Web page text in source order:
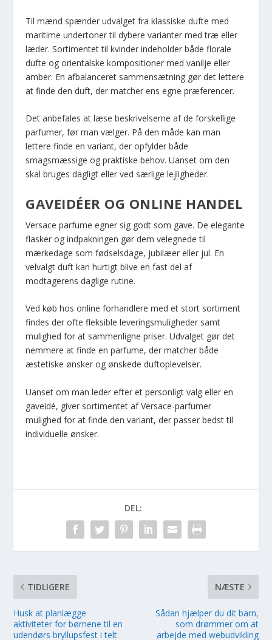
Til mænd spænder udvalget fra klassiske dufte med
maritime undertoner til dybere varianter med træ eller
læder. Sortimentet til kvinder indeholder både florale
dufte og orientalske kompositioner med vanilje eller
amber. En afbalanceret sammensætning gør det lettere
at finde den duft, der matcher ens egne præferencer.
Det anbefales at læse beskrivelserne af de forskellige
parfumer, før man vælger. På den måde kan man
lettere finde en variant, der opfylder både
smagsmæssige og praktiske behov. Uanset om den
skal bruges dagligt eller ved særlige lejligheder.
GAVEIDÉER OG ONLINE HANDEL
Versace parfume egner sig godt som gave. De elegante
flasker og indpakningen gør dem velegnede til
mærkedage som fødselsdage, jubilæer eller jul. En
velvalgt duft kan hurtigt blive en fast del af
modtagerens daglige rutine.
Ved køb hos online forhandlere med et stort sortiment
findes der ofte fleksible leveringsmuligheder samt
mulighed for at sammenligne priser. Udvalget gør det
nemmere at finde en parfume, der matcher både
æstetiske ønsker og ønskede duftoplevelser.
Uanset om man leder efter et personligt valg eller en
gaveidé, giver sortimentet af Versace-parfumer
mulighed for at finde den variant, der passer bedst til
individuelle ønsker.
DEL:
TIDLIGERE
Husk at planlægge
aktiviteter for børnene til en
udendørs bryllupsfest i telt
NÆSTE
Sådan hjælper du dit barn,
som drømmer om at
arbejde med webudvikling